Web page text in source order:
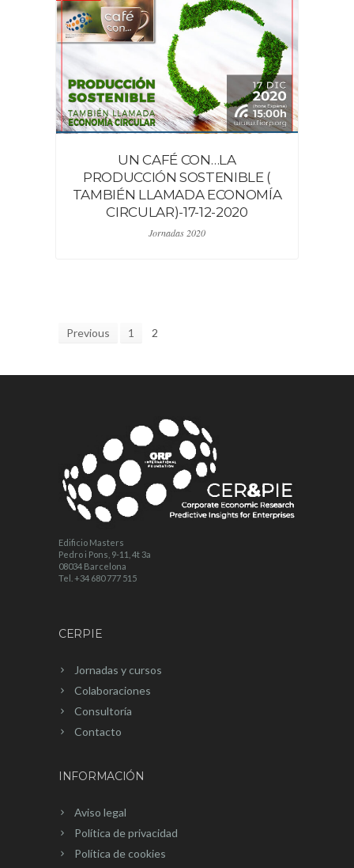
UN CAFÉ CON…LA
PRODUCCIÓN SOSTENIBLE (
TAMBIÉN LLAMADA ECONOMÍA
CIRCULAR)-17-12-2020
Jornadas 2020
Previous 1 2
Edificio Masters
Pedro i Pons, 9-11, 4t 3a
08034 Barcelona
Tel. +34 680 777 515
CERPIE
Jornadas y cursos
Colaboraciones
Consultoría
Contacto
INFORMACIÓN
Aviso legal
Política de privacidad
Política de cookies